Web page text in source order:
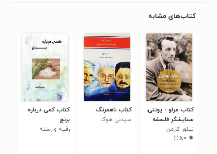
کتاب‌های مشابه
کتاب مرلو - پونتی،
ستایشگر فلسفه
تیلور کارمن
۵٫۰(۱)
کتاب ناهمرنگ
سیدنی هوک
کتاب کمی درباره
برنج
رقیه وارسته